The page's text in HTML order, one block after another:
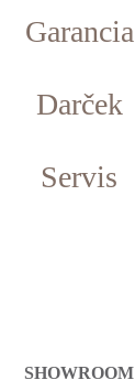
Garancia
Darček
Servis
SHOWROOM